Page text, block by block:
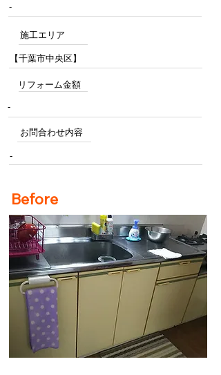
-
施工エリア
【千葉市中央区】
リフォーム金額
-
お問合わせ内容
-
Before